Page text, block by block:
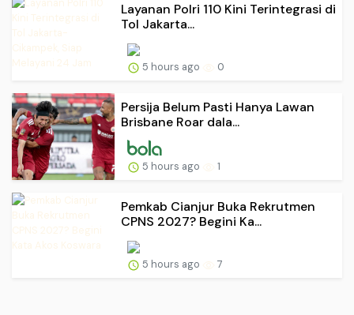
Layanan Polri 110 Kini Terintegrasi di
Tol Jakarta...
5 hours ago 0
Persija Belum Pasti Hanya Lawan
Brisbane Roar dala...
5 hours ago 1
Pemkab Cianjur Buka Rekrutmen
CPNS 2027? Begini Ka...
5 hours ago 7